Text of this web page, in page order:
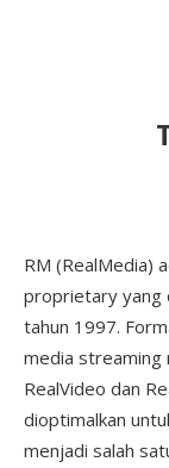
RM (RealMedia)
proprietary yang
tahun 1997.
media streaming
RealVideo dan
dioptimalkan
menjadi salah